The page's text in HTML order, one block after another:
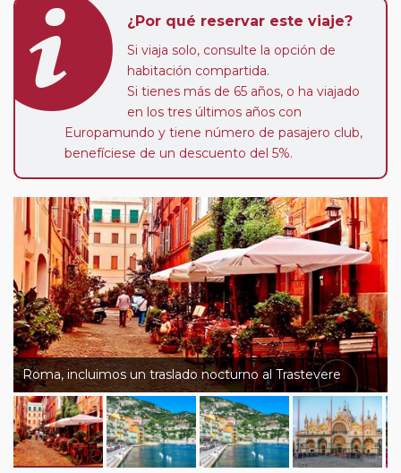
¿Por qué reservar este viaje?
Si viaja solo, consulte la opción de
habitación compartida.
Si tienes más de 65 años, o ha viajado
en los tres últimos años con
Europamundo y tiene número de pasajero club,
benefíciese de un descuento del 5%.
Roma, incluimos un traslado nocturno al Trastevere